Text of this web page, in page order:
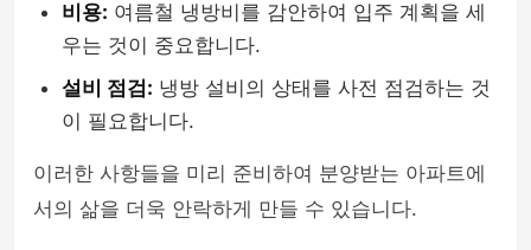
비용: 여름철 냉방비를 감안하여 입주 계획을 세
우는 것이 중요합니다.
설비 점검: 냉방 설비의 상태를 사전 점검하는 것
이 필요합니다.
이러한 사항들을 미리 준비하여 분양받는 아파트에
서의 삶을 더욱 안락하게 만들 수 있습니다.